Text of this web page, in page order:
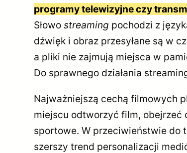
programy telewizyjne czy
Słowo streaming pochodzi z
dźwięk i obraz przesyłane są w
a pliki nie zajmują miejsca w
Do sprawnego działania
Najważniejszą cechą filmowych
miejscu odtworzyć film, obejrzeć
sportowe. W przeciwieństwie do
szerszy trend personalizacji